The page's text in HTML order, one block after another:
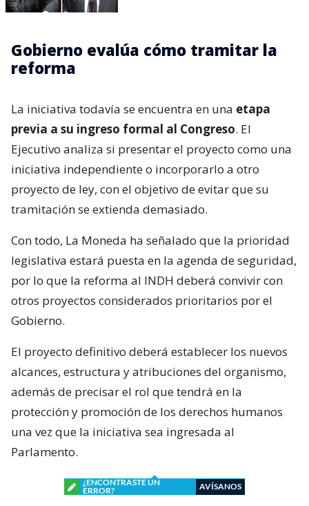
Gobierno evalúa cómo tramitar la
reforma
La iniciativa todavía se encuentra en una etapa
previa a su ingreso formal al Congreso. El
Ejecutivo analiza si presentar el proyecto como una
iniciativa independiente o incorporarlo a otro
proyecto de ley, con el objetivo de evitar que su
tramitación se extienda demasiado.
Con todo, La Moneda ha señalado que la prioridad
legislativa estará puesta en la agenda de seguridad,
por lo que la reforma al INDH deberá convivir con
otros proyectos considerados prioritarios por el
Gobierno.
El proyecto definitivo deberá establecer los nuevos
alcances, estructura y atribuciones del organismo,
además de precisar el rol que tendrá en la
protección y promoción de los derechos humanos
una vez que la iniciativa sea ingresada al
Parlamento.
¿ENCONTRASTE UN
ERROR?
AVÍSANOS